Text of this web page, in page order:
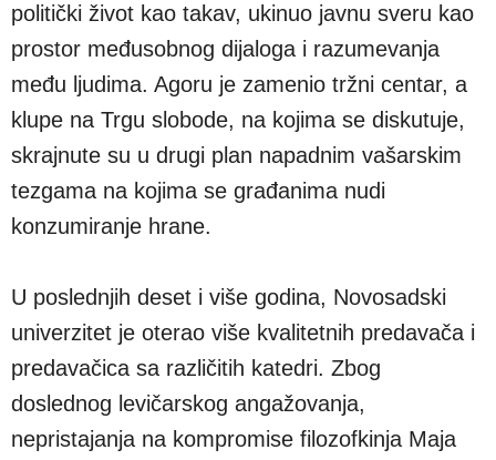
politički život kao takav, ukinuo javnu sveru kao
prostor međusobnog dijaloga i razumevanja
među ljudima. Agoru je zamenio tržni centar, a
klupe na Trgu slobode, na kojima se diskutuje,
skrajnute su u drugi plan napadnim vašarskim
tezgama na kojima se građanima nudi
konzumiranje hrane.
U poslednjih deset i više godina, Novosadski
univerzitet je oterao više kvalitetnih predavača i
predavačica sa različitih katedri. Zbog
doslednog levičarskog angažovanja,
nepristajanja na kompromise filozofkinja Maja